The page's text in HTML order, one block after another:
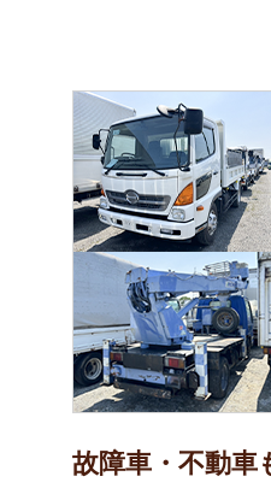
故障車・不動車